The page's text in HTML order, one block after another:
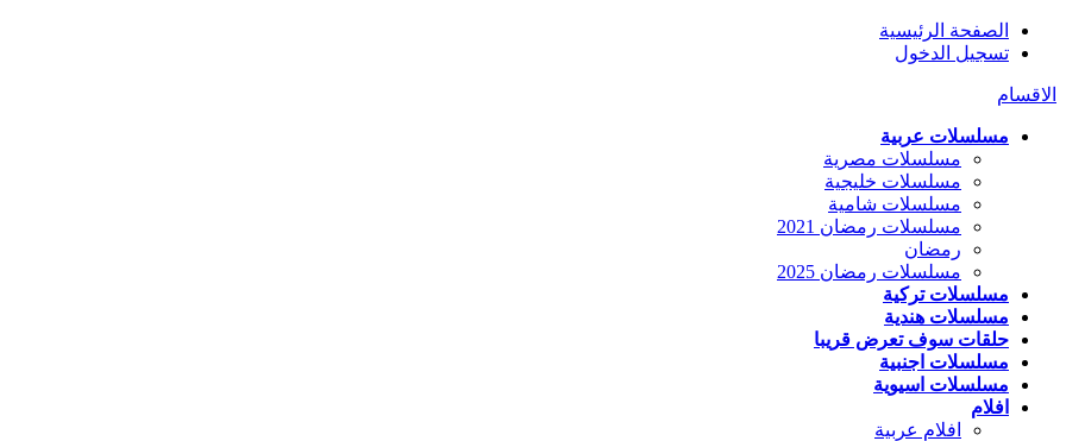
الصفحة الرئيسية
تسجيل الدخول
الاقسام
مسلسلات عربية
مسلسلات مصرية
مسلسلات خليجية
مسلسلات شامية
مسلسلات رمضان 2021
رمضان
مسلسلات رمضان 2025
مسلسلات تركية
مسلسلات هندية
حلقات سوف تعرض قريبا
مسلسلات اجنبية
مسلسلات اسيوية
افلام
افلام عربية